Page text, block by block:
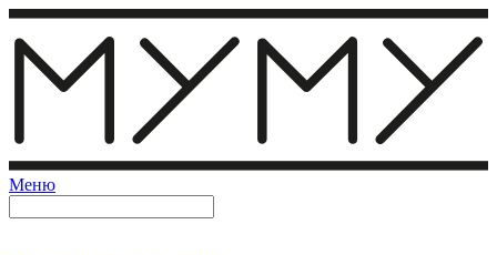
Меню